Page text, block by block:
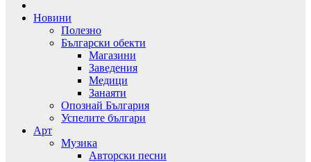
Новини
Полезно
Български обекти
Магазини
Заведения
Медици
Занаяти
Опознай България
Успелите българи
Арт
Музика
Авторски песни